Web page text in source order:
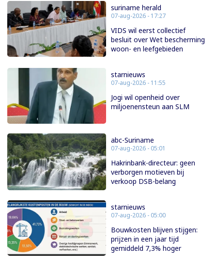
suriname herald
07-aug-2026 - 17:27
VIDS wil eerst collectief
besluit over Wet bescherming
woon- en leefgebieden
starnieuws
07-aug-2026 - 11:55
Jogi wil openheid over
miljoenensteun aan SLM
abc-Suriname
07-aug-2026 - 05:01
Hakrinbank-directeur: geen
verborgen motieven bij
verkoop DSB-belang
starnieuws
07-aug-2026 - 05:00
Bouwkosten blijven stijgen:
prijzen in een jaar tijd
gemiddeld 7,3% hoger